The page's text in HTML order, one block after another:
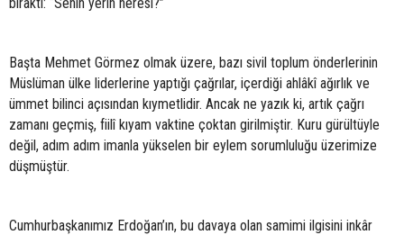
Başta Mehmet Görmez olmak üzere, bazı sivil toplum önderlerinin
Müslüman ülke liderlerine yaptığı çağrılar, içerdiği ahlâkî ağırlık ve
ümmet bilinci açısından kıymetlidir. Ancak ne yazık ki, artık çağrı
zamanı geçmiş, fiilî kıyam vaktine çoktan girilmiştir. Kuru gürültüyle
değil, adım adım imanla yükselen bir eylem sorumluluğu üzerimize
düşmüştür.
Cumhurbaşkanımız Erdoğan’ın, bu davaya olan samimi ilgisini inkâr